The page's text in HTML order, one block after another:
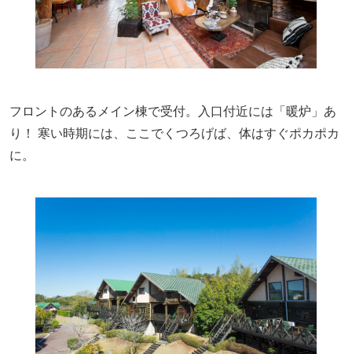
フロントのあるメイン棟で受付。入口付近には「暖炉」あ
り！ 寒い時期には、ここでくつろげば、体はすぐポカポカ
に。